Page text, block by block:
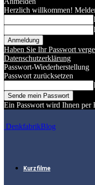
Herzlich willkommen!
Haben Sie Ihr Passwort
Datenschutzerklärung
Passwort-Wiederherstellung
Passwort zurücksetzen
Ein Passwort wird Ihnen per
DenkfabrikBlog
Kurzfilme